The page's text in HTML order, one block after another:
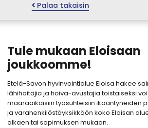
Palaa takaisin
Tule mukaan Eloisaan
joukkoomme!
Etelä-Savon hyvinvointialue Eloisa hakee
lähihoitajia ja hoiva-avustajia toistaiseksi
määräaikaisiin työsuhteisiin ikääntyneiden
ja varahenkilöstöyksikköön koko Eloisan
alkaen tai sopimuksen mukaan.